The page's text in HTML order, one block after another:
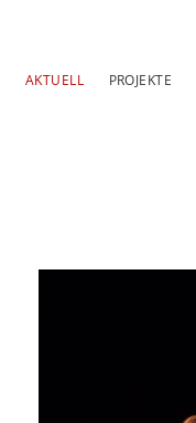
AKTUELL PROJEKTE